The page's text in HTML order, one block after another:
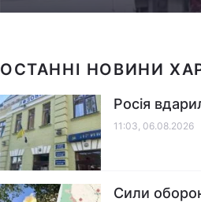
ОСТАННІ НОВИНИ
Росія
11:03, 06.08.2026
Сили